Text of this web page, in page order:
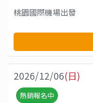
桃園國際機場出發
2026/12/06(日)
熱銷報名中